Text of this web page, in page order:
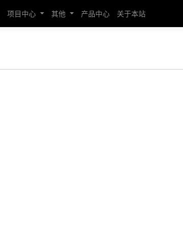
项目中心 其他 产品中心 关于本站